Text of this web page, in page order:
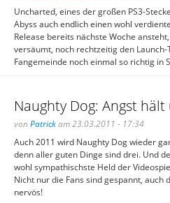
Uncharted, eines der großen PS3-
Abyss auch endlich einen wohl
Release bereits nächste Woche
versäumt, noch rechtzeitig den
Fangemeinde noch einmal so richtig in
Naughty Dog: Angst
von Patrickam 23.03.2011 - 17:34
Auch 2011 wird Naughty Dog wieder
denn aller guten Dinge sind drei. Und
wohl sympathischste Held der
Nicht nur die Fans sind gespannt, auch
nervös!